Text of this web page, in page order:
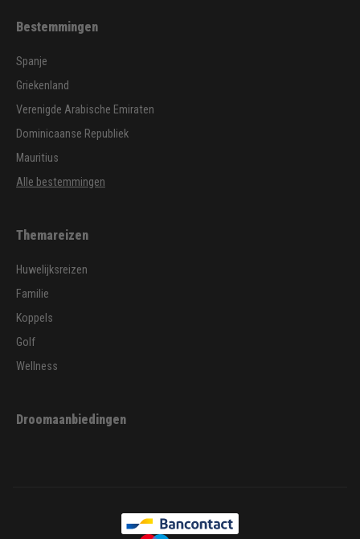
Bestemmingen
Spanje
Griekenland
Verenigde Arabische Emiraten
Dominicaanse Republiek
Mauritius
Alle bestemmingen
Themareizen
Huwelijksreizen
Familie
Koppels
Golf
Wellness
Droomaanbiedingen